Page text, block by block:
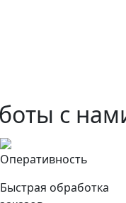
с
Оперативность
Быстрая обработка